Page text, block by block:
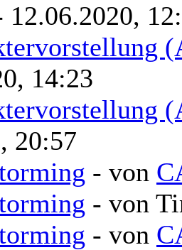
12.06.2020,
14:23
20:57
- von
- von
- von